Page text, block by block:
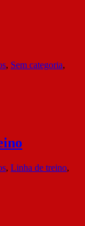
, Sem categoria,
, Linha de treino,